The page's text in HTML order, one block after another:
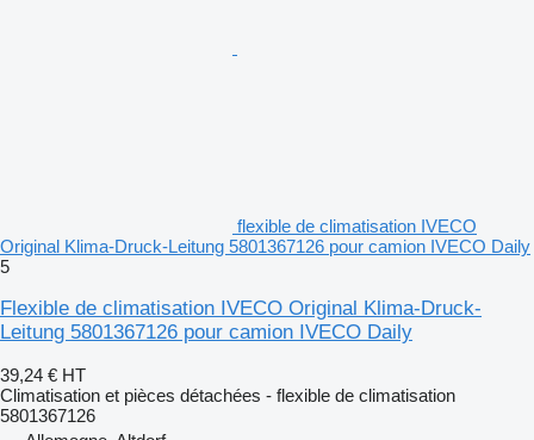
flexible de climatisation IVECO
Original Klima-Druck-Leitung 5801367126 pour camion IVECO Daily
5
Flexible de climatisation IVECO Original Klima-Druck-
Leitung 5801367126 pour camion IVECO Daily
39,24 € HT
Climatisation et pièces détachées - flexible de climatisation
5801367126